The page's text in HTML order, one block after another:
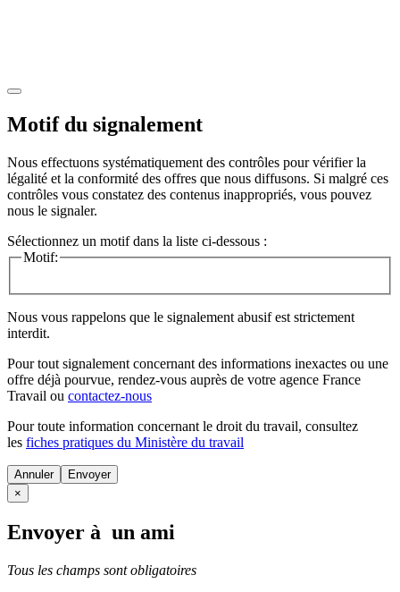
Motif du signalement
Nous effectuons systématiquement des contrôles pour vérifier la
légalité et la conformité des offres que nous diffusons. Si malgré ces
contrôles vous constatez des contenus inappropriés, vous pouvez
nous le signaler.
Sélectionnez un motif dans la liste ci-dessous :
Motif:
Nous vous rappelons que le signalement abusif est strictement
interdit.
Pour tout signalement concernant des informations inexactes ou une
offre déjà pourvue, rendez-vous auprès de votre agence France
Travail ou contactez-nous
Pour toute information concernant le droit du travail, consultez
les fiches pratiques du Ministère du travail
Annuler
×
Envoyer à un ami
Tous les champs sont obligatoires